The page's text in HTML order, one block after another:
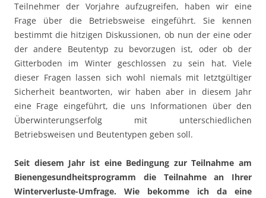
Teilnehmer der Vorjahre aufzugreifen, haben wir eine
Frage über die Betriebsweise eingeführt. Sie kennen
bestimmt die hitzigen Diskussionen, ob nun der eine oder
der andere Beutentyp zu bevorzugen ist, oder ob der
Gitterboden im Winter geschlossen zu sein hat. Viele
dieser Fragen lassen sich wohl niemals mit letztgültiger
Sicherheit beantworten, wir haben aber in diesem Jahr
eine Frage eingeführt, die uns Informationen über den
Überwinterungserfolg mit unterschiedlichen
Betriebsweisen und Beutentypen geben soll.
Seit diesem Jahr ist eine Bedingung zur Teilnahme am
Bienengesundheitsprogramm die Teilnahme an Ihrer
Winterverluste-Umfrage. Wie bekomme ich da eine